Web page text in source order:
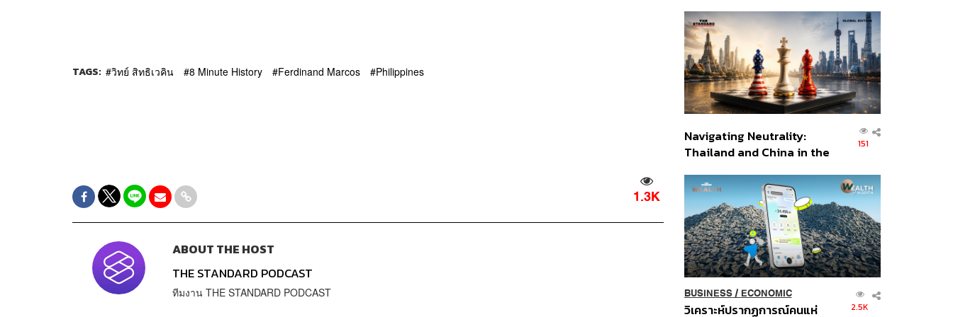
TAGS: วิทย์ สิทธิเวคิน 8 Minute History Ferdinand Marcos Philippines
1.3K
ABOUT THE HOST
THE STANDARD PODCAST
ทีมงาน THE STANDARD PODCAST
ส่วนยุทธศาสตร์ไทย –
อินโดนีเซีย
Navigating Neutrality:
Thailand and China in the
Order
151
BUSINESS/ ECONOMIC
วิเคราะห์ปรากฏการณ์คนแห่ 2.5K